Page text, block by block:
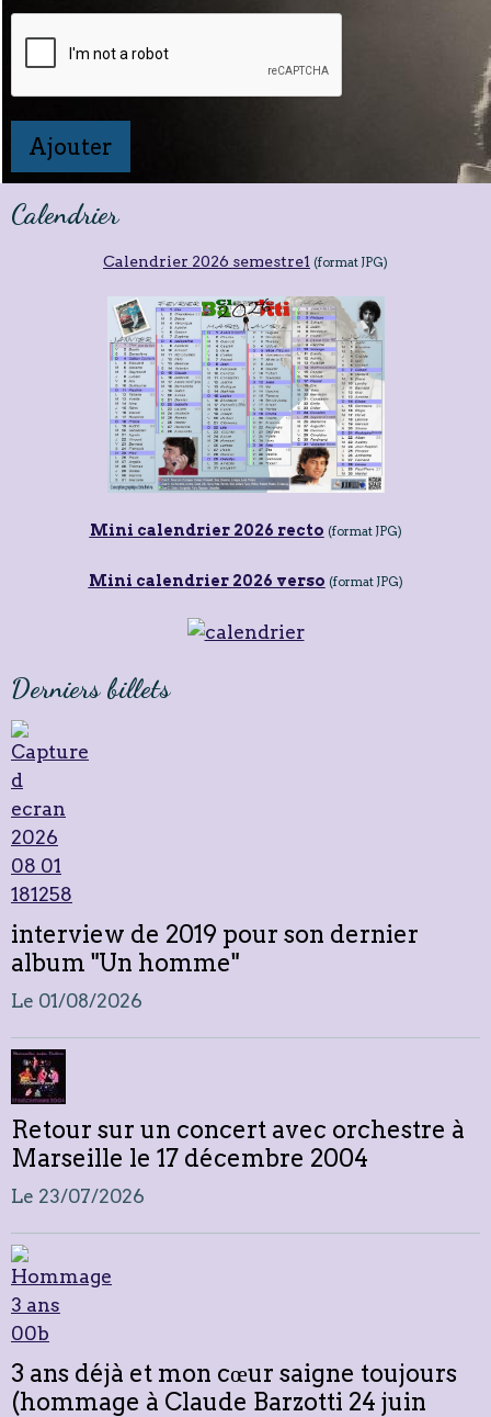
Ajouter
Calendrier
Calendrier 2026 semestre1 (format JPG)
Mini calendrier 2026 recto (format JPG)
Mini calendrier 2026 verso (format JPG)
Derniers billets
interview de 2019 pour son dernier
album "Un homme"
Le 01/08/2026
Retour sur un concert avec orchestre à
Marseille le 17 décembre 2004
Le 23/07/2026
3 ans déjà et mon cœur saigne toujours
(hommage à Claude Barzotti 24 juin